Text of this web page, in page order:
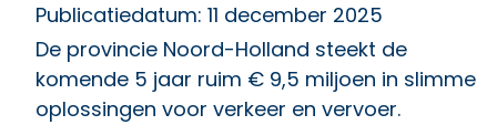
Publicatiedatum: 11 december 2025
De provincie Noord-Holland steekt de
komende 5 jaar ruim € 9,5 miljoen in slimme
oplossingen voor verkeer en vervoer.